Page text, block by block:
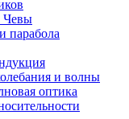
Чевы
парабола
и волны
оптика